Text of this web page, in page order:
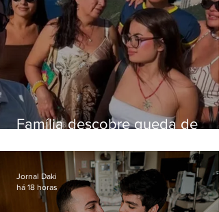
Família descobre queda de
enquanto aguardava segundo
voo
Jornal Daki
há 18 horas